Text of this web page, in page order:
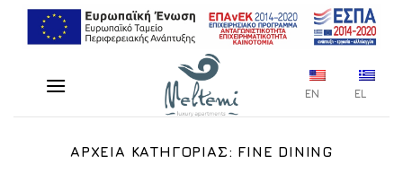
Μετάβαση
EN EL
ΑΡΧΕΙΑ ΚΑΤΗΓΟΡΙΑΣ: FINE DINING